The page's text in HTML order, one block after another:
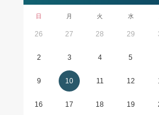
日 月 火 水
26 27 28 29
2 3 4 5
9 10 11 12
16 17 18 19